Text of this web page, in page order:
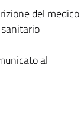
del medico
al